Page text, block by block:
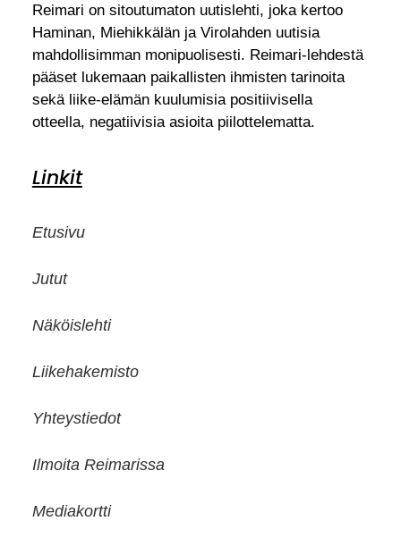
Reimari on sitoutumaton uutislehti, joka kertoo
Haminan, Miehikkälän ja Virolahden uutisia
mahdollisimman monipuolisesti. Reimari-lehdestä
pääset lukemaan paikallisten ihmisten tarinoita
sekä liike-elämän kuulumisia positiivisella
otteella, negatiivisia asioita piilottelematta.
Linkit
Etusivu
Jutut
Näköislehti
Liikehakemisto
Yhteystiedot
Ilmoita Reimarissa
Mediakortti